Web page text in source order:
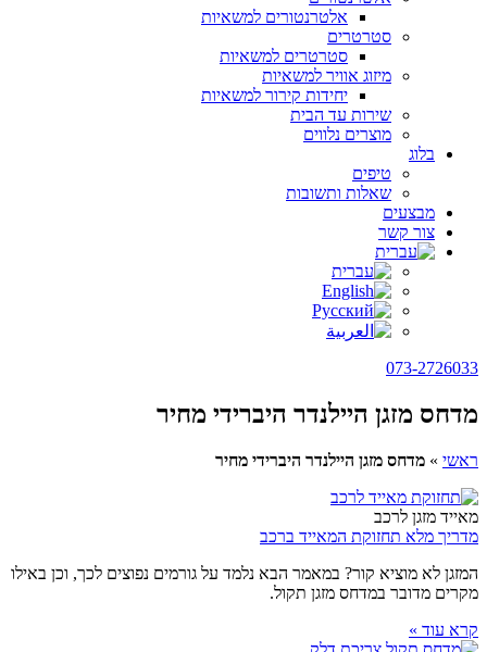
אלטרנטורים למשאיות
סטרטרים
סטרטרים למשאיות
מיזוג אוויר למשאיות
יחידות קירור למשאיות
שירות עד הבית
מוצרים נלווים
בלוג
טיפים
שאלות ותשובות
מבצעים
צור קשר
073-2726033
מדחס מזגן היילנדר היברידי מחיר
ראשי » מדחס מזגן היילנדר היברידי מחיר
מאייד מזגן לרכב
מדריך מלא תחזוקת המאייד ברכב
המזגן לא מוציא קור? במאמר הבא נלמד על גורמים נפוצים לכך, וכן באילו
מקרים מדובר במדחס מזגן תקול.
קרא עוד »